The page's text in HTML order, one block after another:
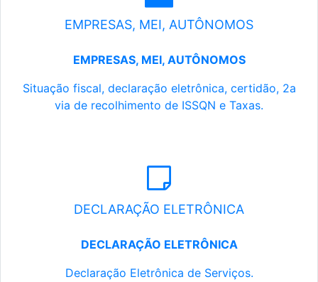
EMPRESAS, MEI, AUTÔNOMOS
EMPRESAS, MEI, AUTÔNOMOS
Situação fiscal, declaração eletrônica, certidão, 2a
via de recolhimento de ISSQN e Taxas.
DECLARAÇÃO ELETRÔNICA
DECLARAÇÃO ELETRÔNICA
Declaração Eletrônica de Serviços.